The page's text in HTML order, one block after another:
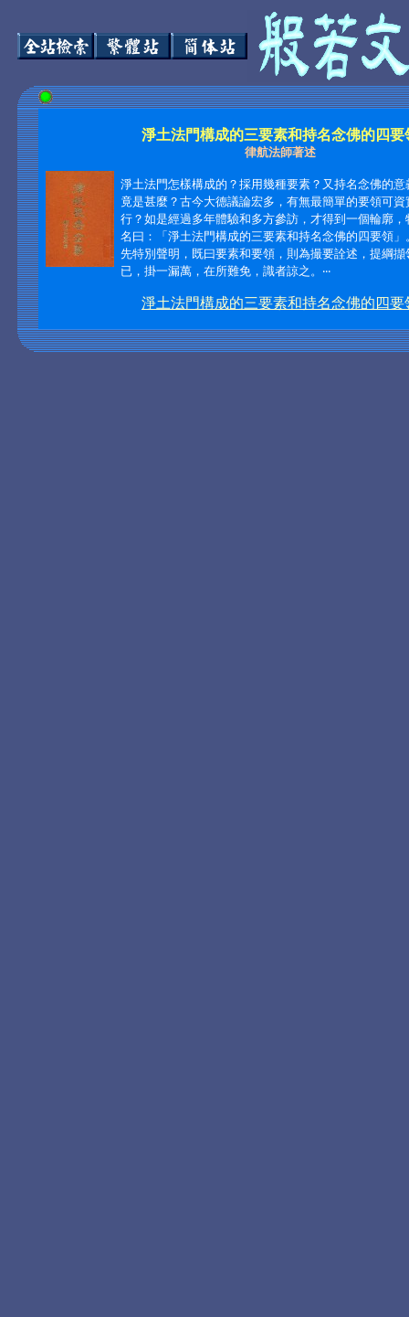
淨土法門構成的三要素和持名念佛的四要
律航法師著述
淨土法門怎樣構成的？採用幾種要素？又持名念佛的意
竟是甚麼？古今大德議論宏多，有無最簡單的要領可資
行？如是經過多年體驗和多方參訪，才得到一個輪廓，
名曰：「淨土法門構成的三要素和持名念佛的四要領」
先特別聲明，既曰要素和要領，則為撮要詮述，提綱擷
已，掛一漏萬，在所難免，識者諒之。 ‧‧‧
淨土法門構成的三要素和持名念佛的四要